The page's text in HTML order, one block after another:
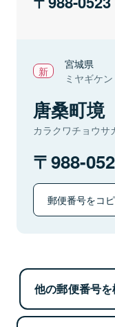
宮城県
ミヤギケン
唐桑町境
カラクワチョウサ
988-
郵便番号をコ
他の郵便番号